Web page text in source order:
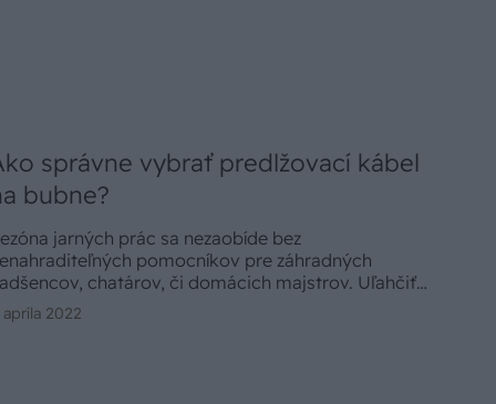
správne vybrať predlžovací kábel
bubne?
jarných prác sa nezaobíde bez
pomocníkov pre záhradných
chatárov, či domácich majstrov. Uľahčiť
pomôžu navijaky alebo predlžovacie káble na
bubne slúžiace k predĺženiu napájacej siete. Stačí
apríla 2022